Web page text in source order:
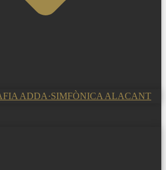
ADDA·SIMFÒNICA ALACANT